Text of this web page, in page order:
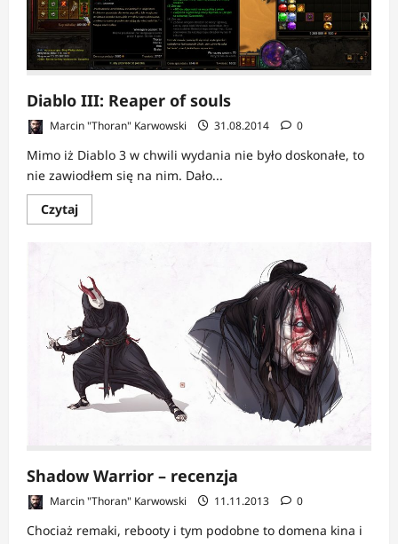
Diablo III: Reaper of souls
Marcin "Thoran" Karwowski 31.08.2014 0
Mimo iż Diablo 3 w chwili wydania nie było doskonałe, to
nie zawiodłem się na nim. Dało...
CzytajDowiedz
się
Reaper
of
souls
Shadow Warrior – recenzja
Marcin "Thoran" Karwowski 11.11.2013 0
Chociaż remaki, rebooty i tym podobne to domena kina i